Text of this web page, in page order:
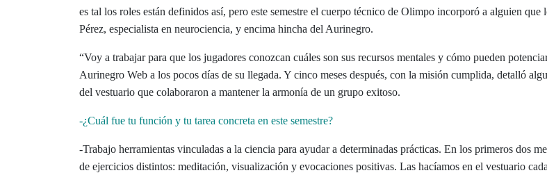
es tal los roles están definidos así, pero este semestre el cuerpo técnico de Olimpo incorporó a alguien que
Pérez, especialista en neurociencia, y encima hincha del Aurinegro.
“Voy a trabajar para que los jugadores conozcan cuáles son sus recursos mentales y cómo pueden
Aurinegro Web a los pocos días de su llegada. Y cinco meses después, con la misión cumplida, detalló
del vestuario que colaboraron a mantener la armonía de un grupo exitoso.
-¿Cuál fue tu función y tu tarea concreta en este semestre?
-Trabajo herramientas vinculadas a la ciencia para ayudar a determinadas prácticas. En los primeros dos
de ejercicios distintos: meditación, visualización y evocaciones positivas. Las hacíamos en el vestuario